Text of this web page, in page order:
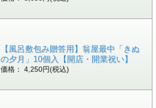
【風呂敷包み贈答用】翁屋最中「きぬ
の夕月」10個入【開店・開業祝い】
価格： 4,250円(税込)